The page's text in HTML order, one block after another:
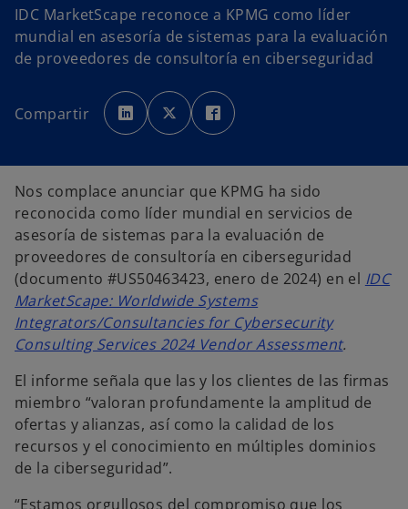
IDC MarketScape reconoce a KPMG como líder
mundial en asesoría de sistemas para la evaluación
de proveedores de consultoría en ciberseguridad
Compartir e
a
b
n
a
p
s
a
ñ
a
n
u
e
v
e
a
b
n
a
p
s
a
ñ
a
u
v
a
e
a
u
n
a
p
s
a
a
u
e
v
a
Nos complace anunciar que KPMG ha sido
reconocida como líder mundial en servicios de
asesoría de sistemas para la evaluación de
proveedores de consultoría en ciberseguridad
(documento #US50463423, enero de 2024) en el IDC
MarketScape: Worldwide Systems
Integrators/Consultancies for Cybersecurity
Consulting Services 2024 Vendor Assessment.
El informe señala que las y los clientes de las firmas
miembro “valoran profundamente la amplitud de
ofertas y alianzas, así como la calidad de los
recursos y el conocimiento en múltiples dominios
de la ciberseguridad”.
“Estamos orgullosos del compromiso que los